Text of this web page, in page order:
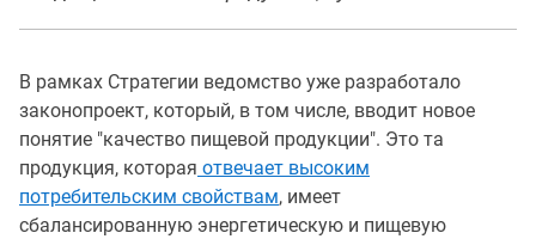
В рамках Стратегии ведомство уже разработало
законопроект, который, в том числе, вводит новое
понятие "качество пищевой продукции". Это та
продукция, которая отвечает высоким
потребительским свойствам, имеет
сбалансированную энергетическую и пищевую